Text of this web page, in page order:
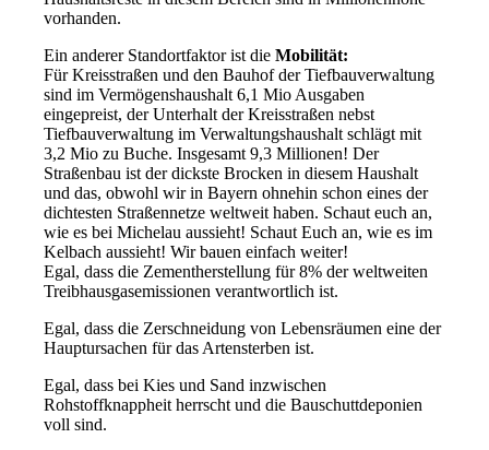
vorhanden.
Ein anderer Standortfaktor ist dieMobilität:
Für Kreisstraßen und den Bauhof der Tiefbauverwaltung
sind im Vermögenshaushalt 6,1 Mio Ausgaben
eingepreist, der Unterhalt der Kreisstraßen nebst
Tiefbauverwaltung im Verwaltungshaushalt schlägt mit
3,2 Mio zu Buche. Insgesamt 9,3 Millionen! Der
Straßenbau ist der dickste Brocken in diesem Haushalt
und das, obwohl wir in Bayern ohnehin schon eines der
dichtesten Straßennetze weltweit haben. Schaut euch an,
wie es bei Michelau aussieht! Schaut Euch an, wie es im
Kelbach aussieht! Wir bauen einfach weiter!
Egal, dass die Zementherstellung für 8% der weltweiten
Treibhausgasemissionen verantwortlich ist.
Egal, dass die Zerschneidung von Lebensräumen eine der
Hauptursachen für das Artensterben ist.
Egal, dass bei Kies und Sand inzwischen
Rohstoffknappheit herrscht und die Bauschuttdeponien
voll sind.